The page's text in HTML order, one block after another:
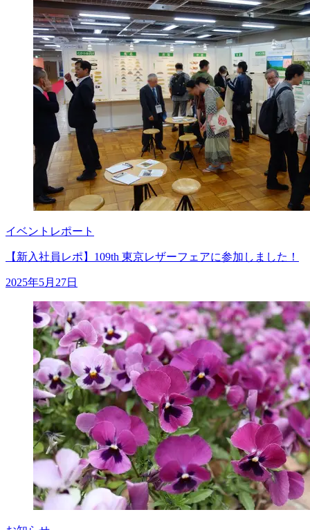
イベントレポート
【新入社員レポ】109th 東京レザーフェアに参加しました！
2025年5月27日